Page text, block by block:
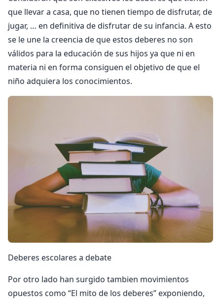
que llevar a casa, que no tienen tiempo de disfrutar, de
jugar, … en definitiva de disfrutar de su infancia. A esto
se le une la creencia de que estos deberes no son
válidos para la educación de sus hijos ya que ni en
materia ni en forma consiguen el objetivo de que el
niño adquiera los conocimientos.
Deberes escolares a debate
Por otro lado han surgido tambien movimientos
opuestos como “El mito de los deberes” exponiendo,